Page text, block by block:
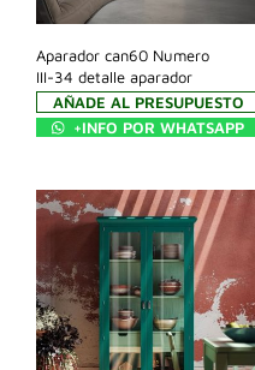
Aparador can60 Numero
III-34 detalle aparador
AÑADE AL PRESUPUESTO
+INFO POR WHATSAPP